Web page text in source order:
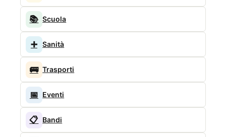
📚 Scuola
➕ Sanità
🚌 Trasporti
📅 Eventi
📋 Bandi